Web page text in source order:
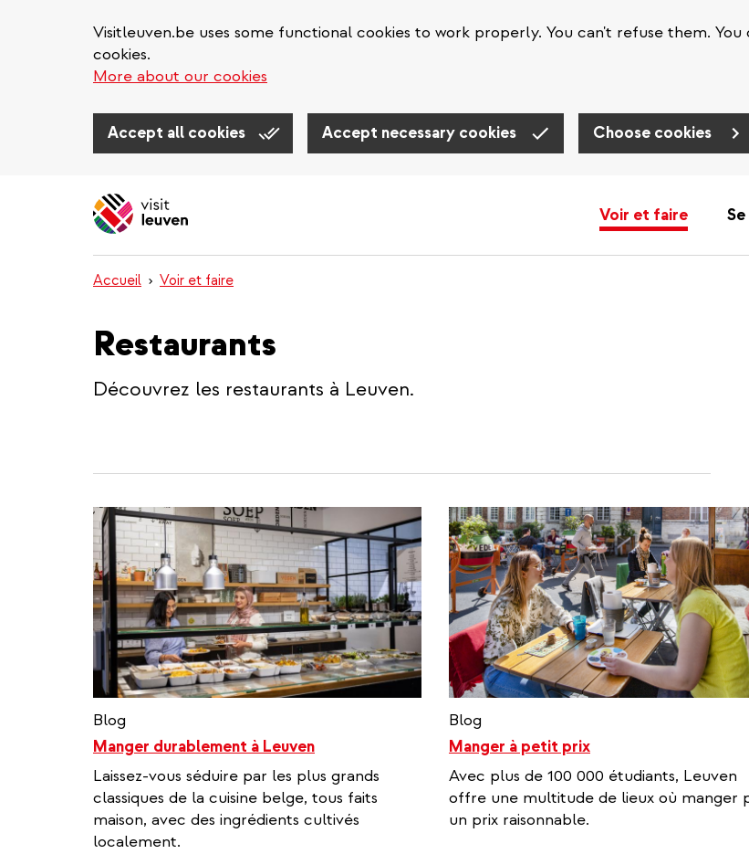
Visitleuven.be uses some functional cookies to work properly. You can't refuse them.
cookies.
More about our cookies
Accept all cookies Accept necessary cookies Choose cookies
Voir et faire
Accueil Voir et faire
Restaurants
Découvrez les restaurants à Leuven.
Blog
Manger durablement à Leuven
Laissez-vous séduire par les plus grands
classiques de la cuisine belge, tous faits
maison, avec des ingrédients cultivés
localement.
Blog
Manger à petit prix
Avec plus de 100 000 étudiants, Leuven
offre une multitude de lieux où manger
un prix raisonnable.